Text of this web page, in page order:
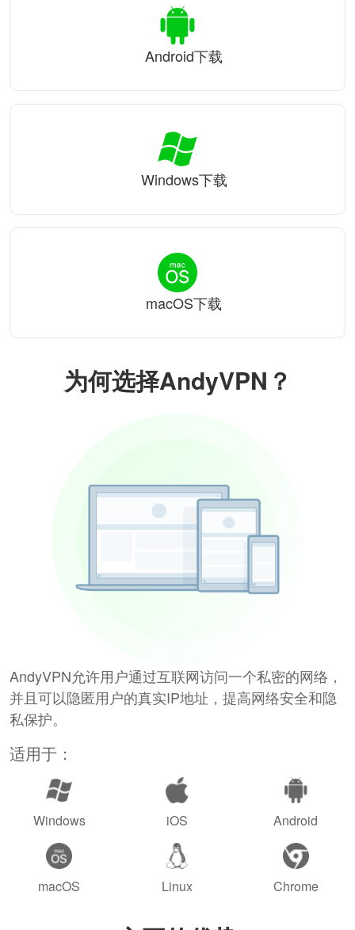
为何选择AndyVPN？
AndyVPN允许用户通过互联网访问一个私密的网络，
并且可以隐匿用户的真实IP地址，提高网络安全和隐
私保护。
适用于：
Windows iOS Android
macOS Linux Chrome
Android下载
Windows下载
macOS下载